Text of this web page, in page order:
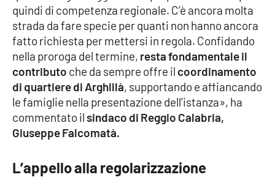
quindi di competenza regionale. C’è ancora molta
strada da fare specie per quanti non hanno ancora
fatto richiesta per mettersi in regola. Confidando
nella proroga del termine, resta fondamentale il
contributo che da sempre offre il coordinamento
di quartiere di Arghillà, supportando e affiancando
le famiglie nella presentazione dell’istanza», ha
commentato ilsindaco di Reggio Calabria,
Giuseppe Falcomatà.
L’appello alla regolarizzazione